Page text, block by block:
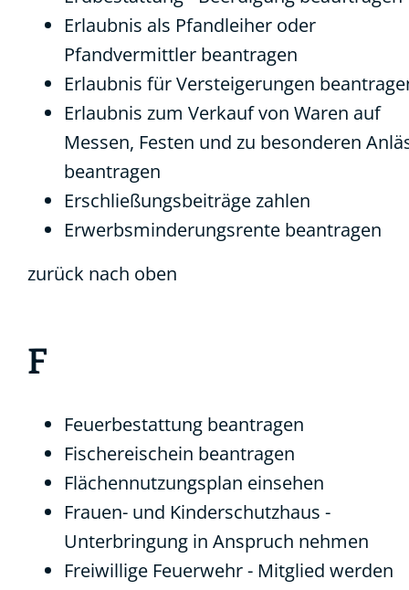
Erlaubnis als Pfandleiher oder
Pfandvermittler beantragen
Erlaubnis für Versteigerungen
Erlaubnis zum Verkauf von Waren auf
Messen, Festen und zu besonderen
beantragen
Erschließungsbeiträge zahlen
Erwerbsminderungsrente beantragen
zurück nach oben
F
Feuerbestattung beantragen
Fischereischein beantragen
Flächennutzungsplan einsehen
Frauen- und Kinderschutzhaus -
Unterbringung in Anspruch nehmen
Freiwillige Feuerwehr - Mitglied werden